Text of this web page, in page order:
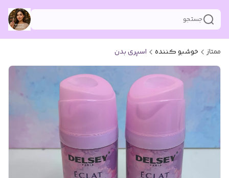
جستجو
ممتاز خوشبو کننده اسپری بدن